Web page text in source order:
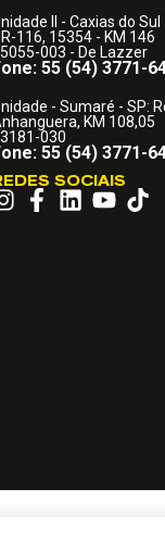
II - Caxias do Sul
116, 15354 - KM 146
003 - De Lazzer
55 (54) 3771-
- Sumaré - SP:
KM 108,05
030
55 (54) 3771-
SOCIAIS